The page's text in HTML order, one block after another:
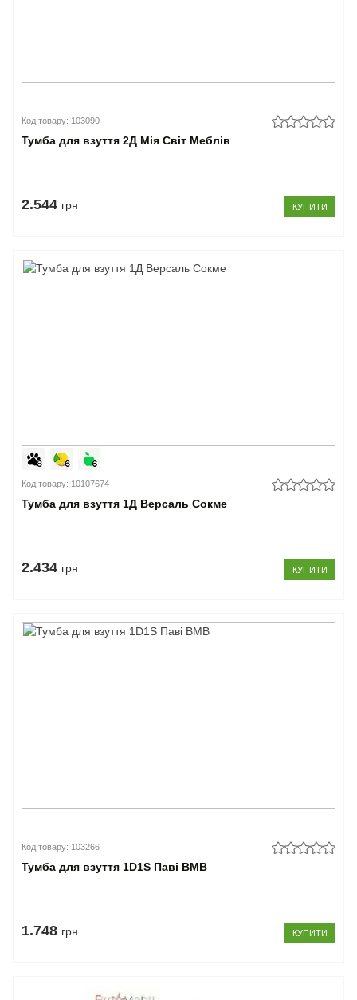
Код товару: 103090
Тумба для взуття 2Д Мія Світ Меблів
2.544 грн КУПИТИ
Код товару: 10107674
Тумба для взуття 1Д Версаль Сокме
2.434 грн КУПИТИ
Код товару: 103266
Тумба для взуття 1D1S Паві ВМВ
1.748 грн КУПИТИ